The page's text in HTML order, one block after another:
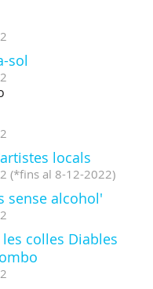
sol
locals
(*fins al 8-12-2022)
sense alcohol'
colles Diables